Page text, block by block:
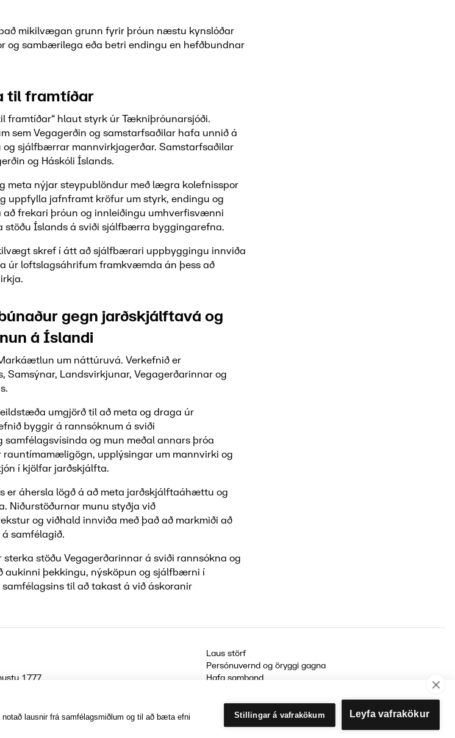
mikilvægan grunn fyrir þróun næstu kynslóðar
og sambærilega eða betri endingu en hefðbundnar
til framtíðar
framtíðar“ hlaut styrk úr Tækniþróunarsjóði.
sem Vegagerðin og samstarfsaðilar hafa unnið á
sjálfbærrar mannvirkjagerðar. Samstarfsaðilar
og Háskóli Íslands.
meta nýjar steypublöndur með lægra kolefnisspor
uppfylla jafnframt kröfur um styrk, endingu og
frekari þróun og innleiðingu umhverfisvænni
stöðu Íslands á sviði sjálfbærra byggingarefna.
skref í átt að sjálfbærari uppbyggingu innviða
úr loftslagsáhrifum framkvæmda án þess að
gegn jarðskjálftavá og
á Íslandi
um náttúruvá. Verkefnið er
Samsýnar, Landsvirkjunar, Vegagerðarinnar og
umgjörð til að meta og draga úr
byggir á rannsóknum á sviði
og mun meðal annars þróa
upplýsingar um mannvirki og
í kjölfar jarðskjálfta.
er áhersla lögð á að meta jarðskjálftaáhættu og
Niðurstöðurnar munu styðja við
og viðhald innviða með það að markmiði að
samfélagið.
stöðu Vegagerðarinnar á sviði rannsókna og
aukinni þekkingu, nýsköpun og sjálfbærni í
til að takast á við áskoranir
1777
Laus störf
Persónuvernd og öryggi gagna
Hafa samband
lausnir frá samfélagsmiðlum og til að bæta efni
Stillingar á vafrakökum Leyfa vafrakökur